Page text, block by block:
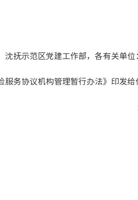
抚示范区党建工作部，各有关单位
务协议机构管理暂行办法》印发给